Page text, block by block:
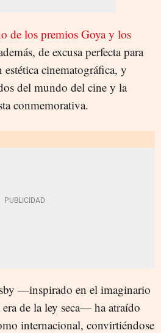
de los premios Goya y los
de excusa perfecta para
cinematográfica, y
del mundo del cine y la
conmemorativa.
—inspirado en el imaginario
de la ley seca— ha atraído
internacional, convirtiéndose